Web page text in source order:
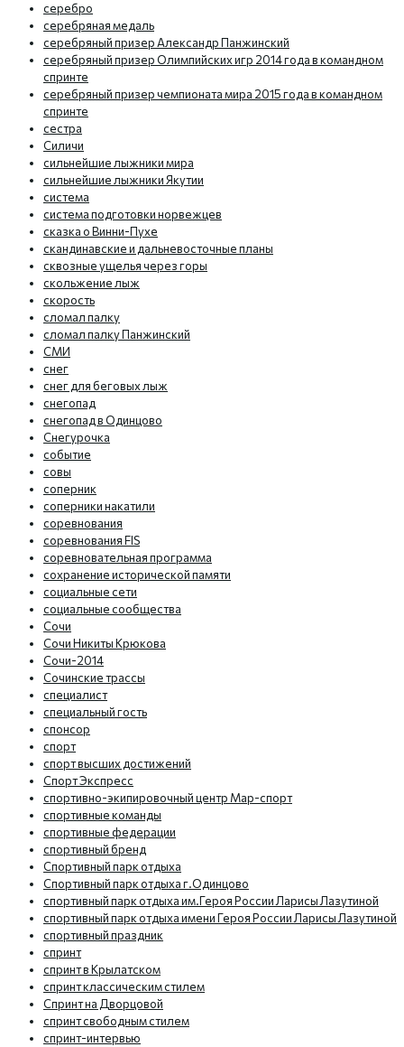
серебро
серебряная медаль
серебряный призер Александр Панжинский
серебряный призер Олимпийских игр 2014 года в командном
спринте
серебряный призер чемпионата мира 2015 года в командном
спринте
сестра
Силичи
сильнейшие лыжники мира
сильнейшие лыжники Якутии
система
система подготовки норвежцев
сказка о Винни-Пухе
скандинавские и дальневосточные планы
сквозные ущелья через горы
скольжение лыж
скорость
сломал палку
сломал палку Панжинский
СМИ
снег
снег для беговых лыж
снегопад
снегопад в Одинцово
Снегурочка
событие
совы
соперник
соперники накатили
соревнования
соревнования FIS
соревновательная программа
сохранение исторической памяти
социальные сети
социальные сообщества
Сочи
Сочи Никиты Крюкова
Сочи-2014
Сочинские трассы
специалист
специальный гость
спонсор
спорт
спорт высших достижений
Спорт Экспресс
спортивно-экипировочный центр Мар-спорт
спортивные команды
спортивные федерации
спортивный бренд
Спортивный парк отдыха
Спортивный парк отдыха г.Одинцово
спортивный парк отдыха им.Героя России Ларисы Лазутиной
спортивный парк отдыха имени Героя России Ларисы Лазутиной
спортивный праздник
спринт
спринт в Крылатском
спринт классическим стилем
Спринт на Дворцовой
спринт свободным стилем
спринт-интервью